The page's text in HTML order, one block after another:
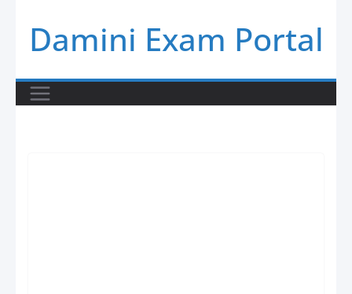
content
Damini Exam Portal